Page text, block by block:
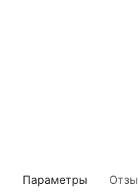
Параметры